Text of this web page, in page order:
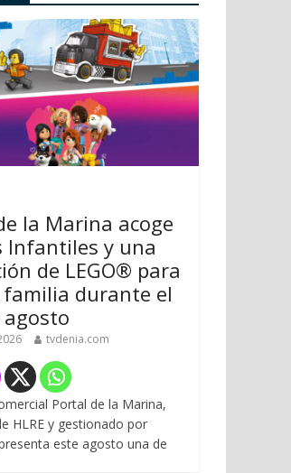
la Marina acoge
Infantiles y una
de LEGO® para
durante el
agosto
tvdenia.com
Portal de la Marina,
HLRE y gestionado por
este agosto una de